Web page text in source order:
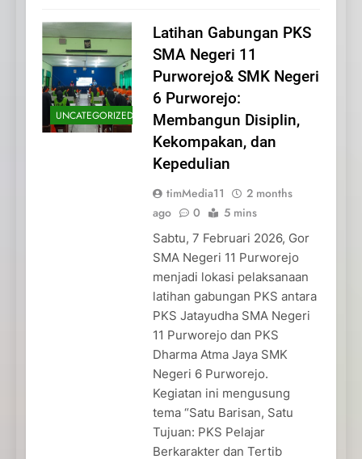
UNCATEGORIZED
Latihan Gabungan PKS
SMA Negeri 11
Purworejo& SMK Negeri
6 Purworejo:
Membangun Disiplin,
Kekompakan, dan
Kepedulian
timMedia11
2 months
ago
0 5 mins
Sabtu, 7 Februari 2026, Gor
SMA Negeri 11 Purworejo
menjadi lokasi pelaksanaan
latihan gabungan PKS antara
PKS Jatayudha SMA Negeri
11 Purworejo dan PKS
Dharma Atma Jaya SMK
Negeri 6 Purworejo.
Kegiatan ini mengusung
tema “Satu Barisan, Satu
Tujuan: PKS Pelajar
Berkarakter dan Tertib